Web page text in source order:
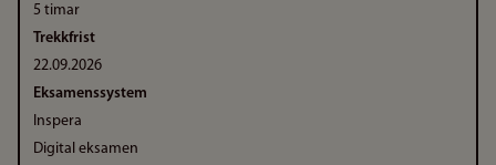
5 timar
Trekkfrist
22.09.2026
Eksamenssystem
Inspera
Digital eksamen